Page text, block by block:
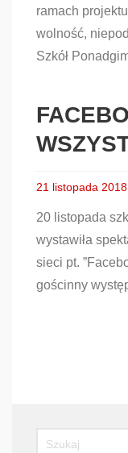
ramach
wolność,
Szkół
21 listopada 2018
20 listopada
wystawiła
sieci pt.
gościnny